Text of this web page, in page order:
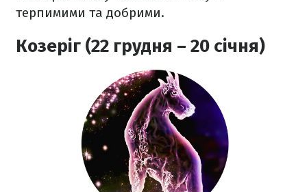
терпимими та добрими.
Козеріг (22 грудня – 20 січня)